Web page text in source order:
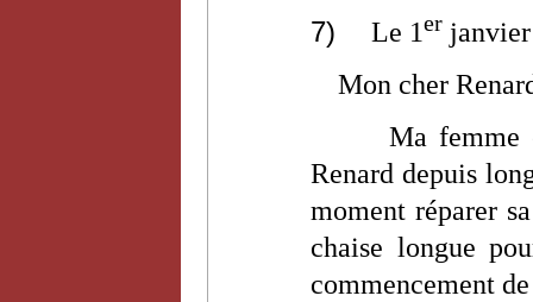
7) Le 1er
Mon cher
Ma femme
Renard depuis
moment réparer
chaise longue
commencement